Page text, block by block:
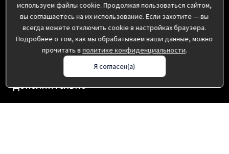
Оплата
О нас
Доставка
Пользовательское соглашение
Политика конфиденциальности
Дополнительно
используем файлы cookie. Продолжая пользоваться сайтом,
вы соглашаетесь на их использование. Если захотите — вы
всегда можете отключить cookie в настройках браузера.
Подробнее о том, как мы обрабатываем ваши данные, можно
прочитать вполитике конфиденциальности.
Я согласен(а)